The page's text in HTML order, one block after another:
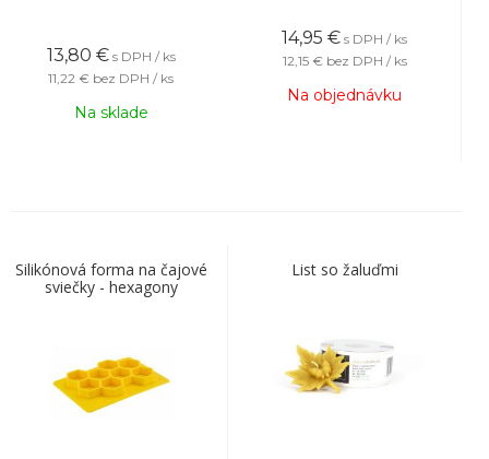
13,80 € s DPH / ks
11,22 € bez DPH / ks
Na sklade
14,95 € s DPH / ks
12,15 € bez DPH / ks
Na objednávku
Silikónová forma na čajové
sviečky - hexagony
List so žaluďmi